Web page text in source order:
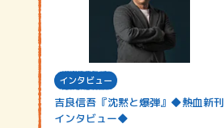
インタビュー
吉良信吾『沈黙と爆弾』◆熱血新刊
インタビュー◆